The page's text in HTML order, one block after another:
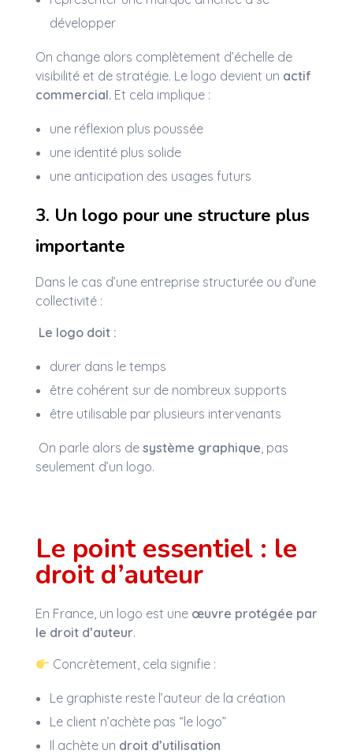
développer
On change alors complètement d’échelle de
visibilité et de stratégie. Le logo devient un actif
commercial. Et cela implique :
une réflexion plus poussée
une identité plus solide
une anticipation des usages futurs
3. Un logo pour une structure plus
importante
Dans le cas d’une entreprise structurée ou d’une
collectivité :
Le logo doit :
durer dans le temps
être cohérent sur de nombreux supports
être utilisable par plusieurs intervenants
On parle alors de système graphique, pas
seulement d’un logo.
Le point essentiel : le
droit d’auteur
En France, un logo est une œuvre protégée par
le droit d’auteur.
Concrètement, cela signifie :
Le graphiste reste l’auteur de la création
Le client n’achète pas “le logo”
Il achète un droit d’utilisation